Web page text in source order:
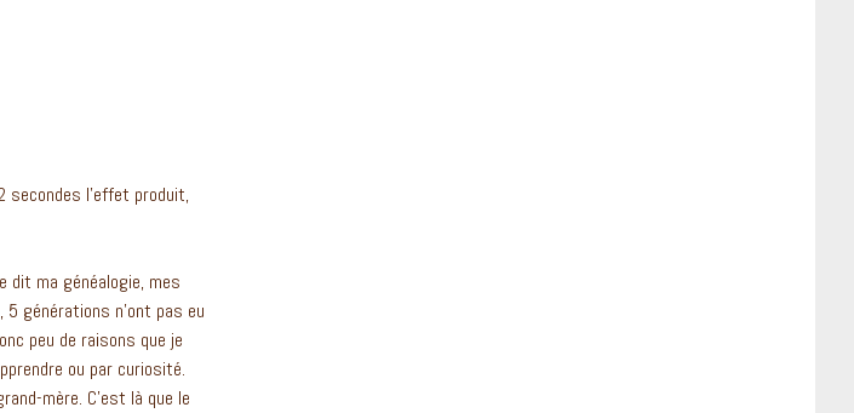
secondes l’effet produit,
dit ma généalogie, mes
générations n’ont pas eu
peu de raisons que je
ou par curiosité.
mère. C’est là que le